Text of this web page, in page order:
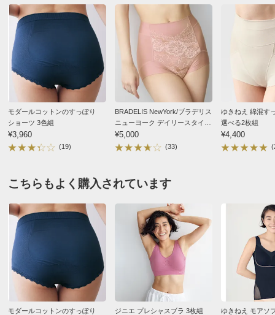
お支払い方法 送料について
■色：ダーク系（パープル･ベージュ･グレー）、パステル
系（ラベンダー・コーラルピンク・ライトベージュ）
■素材：身生地…ナイロン52･綿40･ポリウレタン8％、
テープ…ナイロン80･ポリウレタン20％
■原産国：中国製
サイズ（cm）
サイズ記号 L LL
重量（約ｇ） - -
※重量はあくまでも目安となります。商品によっては中心
サイズを参考に掲載しています。
サイズ表記について（インナー） 商品の測定について
商品の特徴
洗濯機ネット
お腹が出てきてすっぽり隠したい人にオススメ
私はＬsizeから履き始めてます。温泉行っても恥ずかし
くないハミ肉より良いのではと自己満足しています。夏
は暑いかもしれませんがこれからの季節にはぴったりで
す。お腹を大事にしている人にオススメです。
2025/10/13
千葉県 50代女性
シートやパットの張り付きが良ければリピートしたいで
す
2025/09/16
ダークケイ ＬＬ
モダールコットンのすっぽり
ショーツ 3色組
¥3,960
(19)
BRADELIS NewYork/ブラデリス
ニューヨーク デイリースタイル
メイクショーツ 選べる2枚組
¥5,000
(33)
ゆきねえ 綿混す
選べる2枚組
¥4,400
こちらもよく購入されています
モダールコットンのすっぽり
ジニエ プレシャスブラ 3枚組
ゆきねえ モアソ